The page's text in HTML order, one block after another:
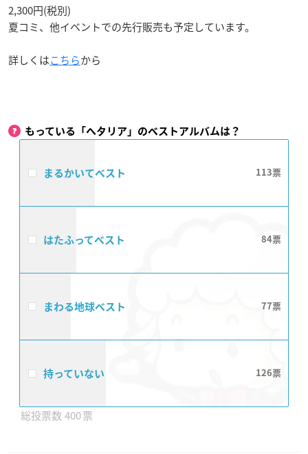
2,300円(税別)
夏コミ、他イベントでの先行販売も予定しています。
詳しくはこちらから
もっている「ヘタリア」のベストアルバムは？
まるかいてベスト 113
はたふってベスト 84
まわる地球ベスト 77
持っていない 126
400